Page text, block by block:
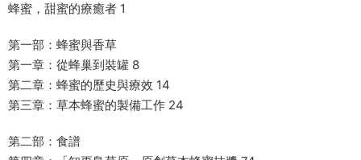
蜂蜜，甜蜜的療癒者 1
第一部：蜂蜜與香草
第一章：從蜂巢到裝罐 8
第二章：蜂蜜的歷史與療效 14
第三章：草本蜂蜜的製備工作 24
第二部：食譜